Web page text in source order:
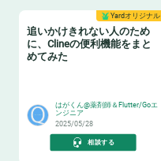
Yardオリジナル
追いかけきれない人のため
に、Clineの便利機能をまと
めてみた
はがくん@薬剤師＆Flutter/Goエ
ンジニア
2025/05/28
相談する